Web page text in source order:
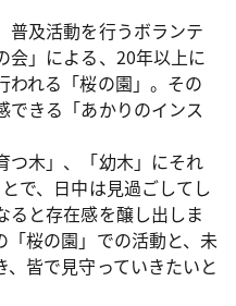
普及活動を行うボランテ
会」による、20年以上に
われる「桜の園」。その
できる「あかりのインス
つ木」、「幼木」にそれ
で、日中は見過ごしてし
ると存在感を醸し出しま
「桜の園」での活動と、未
皆で見守っていきたいと